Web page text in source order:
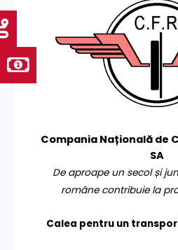
Compania Națională de
SA
De aproape un secol și
române contribuie la
Calea pentru un